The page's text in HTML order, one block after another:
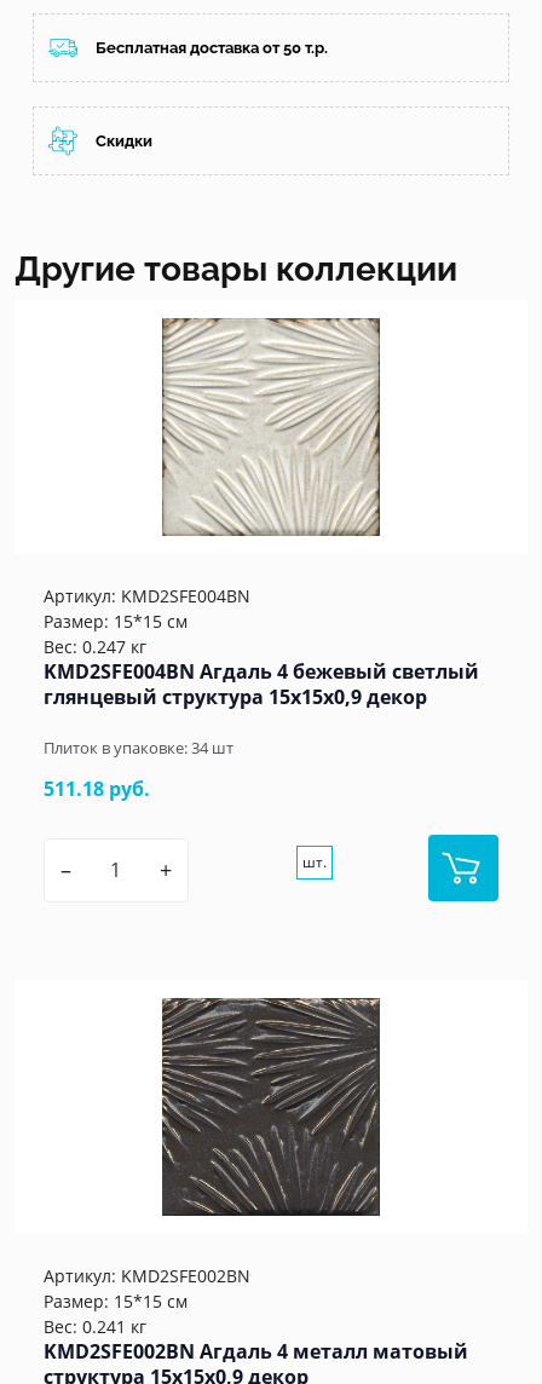
Бесплатная доставка от 50 т.р.
Скидки
Другие товары коллекции
Артикул: KMD2SFE004BN
Размер: 15*15 см
Вес: 0.247 кг
KMD2SFE004BN Агдаль 4 бежевый светлый
глянцевый структура 15x15x0,9 декор
Плиток в упаковке:34шт
511.18 руб.
– + шт.
Артикул: KMD2SFE002BN
Размер: 15*15 см
Вес: 0.241 кг
KMD2SFE002BN Агдаль 4 металл матовый
структура 15x15x0,9 декор